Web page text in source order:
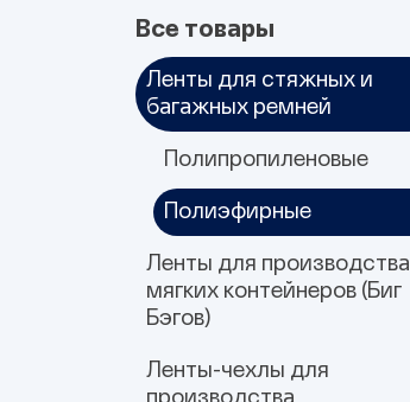
Все товары
Ленты для стяжных и
багажных ремней
Полипропиленовые
Полиэфирные
Ленты для производства
мягких контейнеров (Биг
Бэгов)
Для подъема
Для герметизации швов
Завязки и ленты для
Ленты-чехлы для